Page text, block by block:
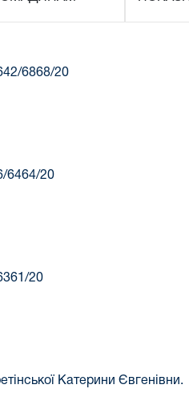
6868/20
6464/20
20
Катерини Євгенівни.